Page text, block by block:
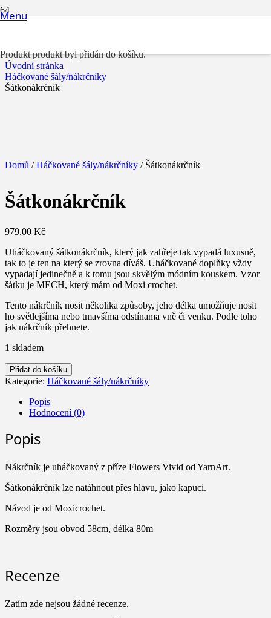
Menu
Produktprodukt byl přidán do košíku.
Úvodní stránka
Háčkované šály/nákrčníky
Šátkonákrčník
Domů /Háčkované šály/nákrčníky / Šátkonákrčník
Šátkonákrčník
979.00 Kč
Uháčkovaný šátkonákrčník, který jak zahřeje tak vypadá luxusně,
tak to je ten na který se zrovna díváš. Uháčkované doplňky vždy
vypadají jedinečně a k tomu jsou skvělým módním kouskem. Vzor
šátku je MECH, který mám od Moxi crochet.
Tento nákrčník nosit několika způsoby, jeho délka umožňuje nosit
ho světlejšíma nebo tmavšíma odstínama vně či venku. Podle toho
jak nákrčník přehnete.
1 skladem
Šátkonákrčník
množství
Přidat do košíku
Kategorie: Háčkované šály/nákrčníky
Popis
Hodnocení (0)
Popis
Nákrčník je uháčkovaný z příze Flowers Vivid od YarnArt.
Šátkonákrčník lze natáhnout přes hlavu, jako kapuci.
Návod je od Moxicrochet.
Rozměry jsou obvod 58cm, délka 80m
Recenze
Zatím zde nejsou žádné recenze.